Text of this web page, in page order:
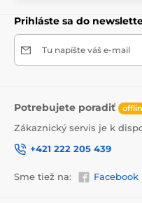
245x270(5 pásov),
Prihláste sa do
Tu napíšte váš e-mail
Potrebujete poradiť
Zákaznický servis je k
+421 222 205 439
Sme tiež na: Facebook